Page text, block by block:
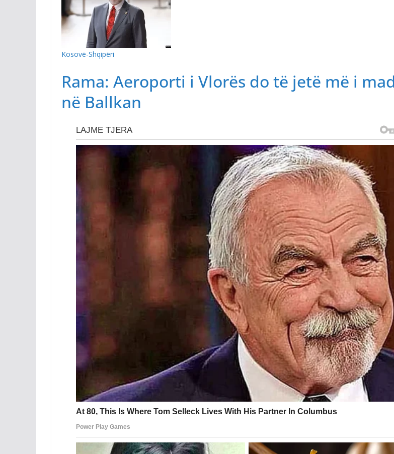
Kosovë-Shqipëri
Rama: Aeroporti i Vlorës do të jetë më i
në Ballkan